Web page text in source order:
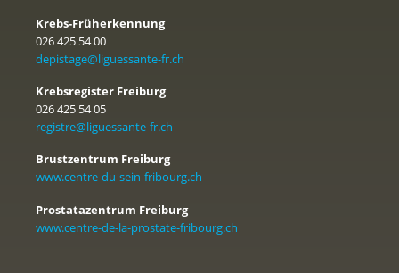
Krebs-Früherkennung
026 425 54 00
depistage@liguessante-fr.ch
Krebsregister Freiburg
026 425 54 05
registre@liguessante-fr.ch
Brustzentrum Freiburg
www.centre-du-sein-fribourg.ch
Prostatazentrum Freiburg
www.centre-de-la-prostate-fribourg.ch